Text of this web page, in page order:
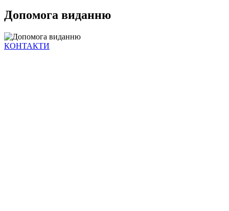
Допомога виданню
КОНТАКТИ